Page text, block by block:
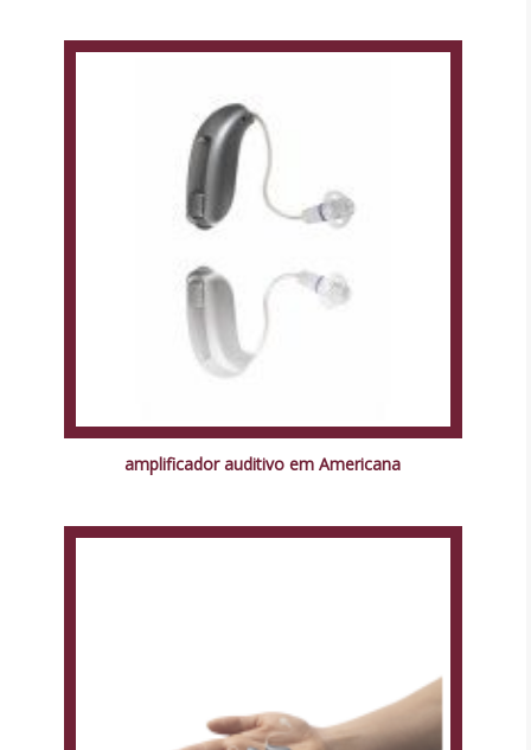
amplificador auditivo em Americana